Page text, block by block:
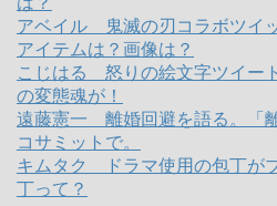
アベイル 鬼滅の刃コラボツイ
アイテムは？画像は？
こじはる 怒りの絵文字ツイー
の変態魂が！
遠藤憲一 離婚回避を語る。「
コサミットで。
キムタク ドラマ使用の包丁が
丁って？